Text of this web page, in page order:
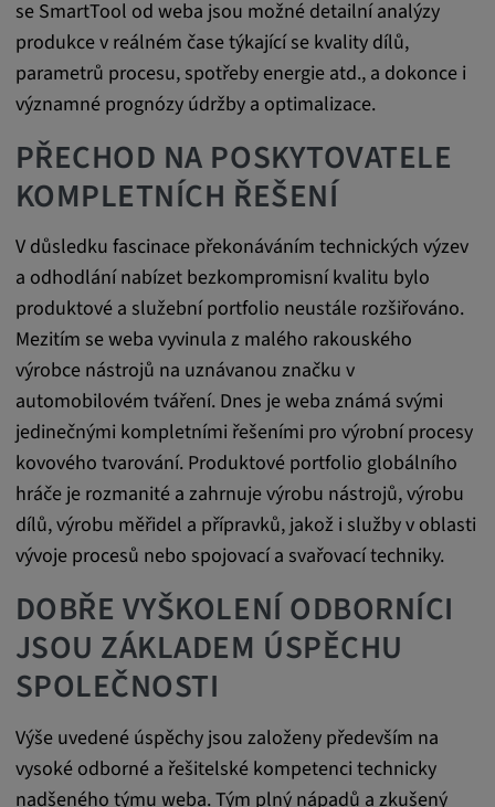
se SmartTool od weba jsou možné detailní analýzy
produkce v reálném čase týkající se kvality dílů,
parametrů procesu, spotřeby energie atd., a dokonce i
významné prognózy údržby a optimalizace.
PŘECHOD NA POSKYTOVATELE
KOMPLETNÍCH ŘEŠENÍ
V důsledku fascinace překonáváním technických výzev
a odhodlání nabízet bezkompromisní kvalitu bylo
produktové a služební portfolio neustále rozšiřováno.
Mezitím se weba vyvinula z malého rakouského
výrobce nástrojů na uznávanou značku v
automobilovém tváření. Dnes je weba známá svými
jedinečnými kompletními řešeními pro výrobní procesy
kovového tvarování. Produktové portfolio globálního
hráče je rozmanité a zahrnuje výrobu nástrojů, výrobu
dílů, výrobu měřidel a přípravků, jakož i služby v oblasti
vývoje procesů nebo spojovací a svařovací techniky.
DOBŘE VYŠKOLENÍ ODBORNÍCI
JSOU ZÁKLADEM ÚSPĚCHU
SPOLEČNOSTI
Výše uvedené úspěchy jsou založeny především na
vysoké odborné a řešitelské kompetenci technicky
nadšeného týmu weba. Tým plný nápadů a zkušený
Tyto soubory cookie se používají k
zaznamenávání chování návštěvníků
webových stránek.
Trvání cookies: